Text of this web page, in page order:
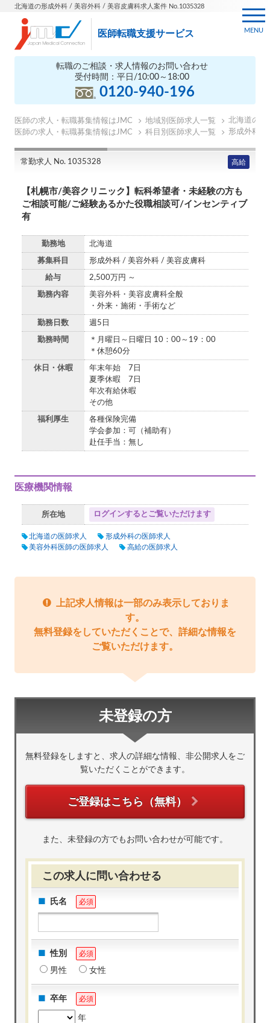
北海道の形成外科 / 美容外科 / 美容皮膚科求人案件 No.1035328
医師転職支援サービス
転職のご相談・求人情報のお問い合わせ
受付時間：平日/10:00～18:00
0120-940-196
MENU
医師の求人・転職募集情報はJMC 地域別医師求人一覧
北海道の医
医師の求人・転職募集情報はJMC
科目別医師求人一覧 形成外科の
常勤求人 No. 1035328 高給
【札幌市/美容クリニック】転科希望者・未経験の方も
ご相談可能/ご経験あるかた役職相談可/インセンティブ
有
勤務地 北海道
募集科目 形成外科 / 美容外科 / 美容皮膚科
給与 2,500万円 ～
勤務内容
美容外科・美容皮膚科全般
・外来・施術・手術など
勤務日数 週5日
勤務時間
＊月曜日～日曜日 10：00～19：00
＊休憩60分
休日・休暇
年末年始 7日
夏季休暇 7日
年次有給休暇
その他
福利厚生
各種保険完備
学会参加：可（補助有）
赴任手当：無し
医療機関情報
所在地 ログインするとご覧いただけます
北海道の医師求人
形成外科の医師求人
美容外科医師の医師求人
高給の医師求人
上記求人情報は一部のみ表示しておりま
す。
無料登録をしていただくことで、詳細な情報を
ご覧いただけます。
未登録の方
無料登録をしますと、求人の詳細な情報、非公開求人をご
覧いただくことができます。
ご登録はこちら（無料）
また、未登録の方でもお問い合わせが可能です。
この求人に問い合わせる
氏名 必須
性別 必須
男性 女性
卒年 必須
年